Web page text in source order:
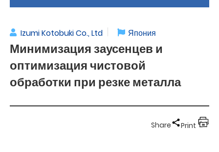
Izumi Kotobuki Co., Ltd Япония
Минимизация заусенцев и
оптимизация чистовой
обработки при резке металла
Share Print